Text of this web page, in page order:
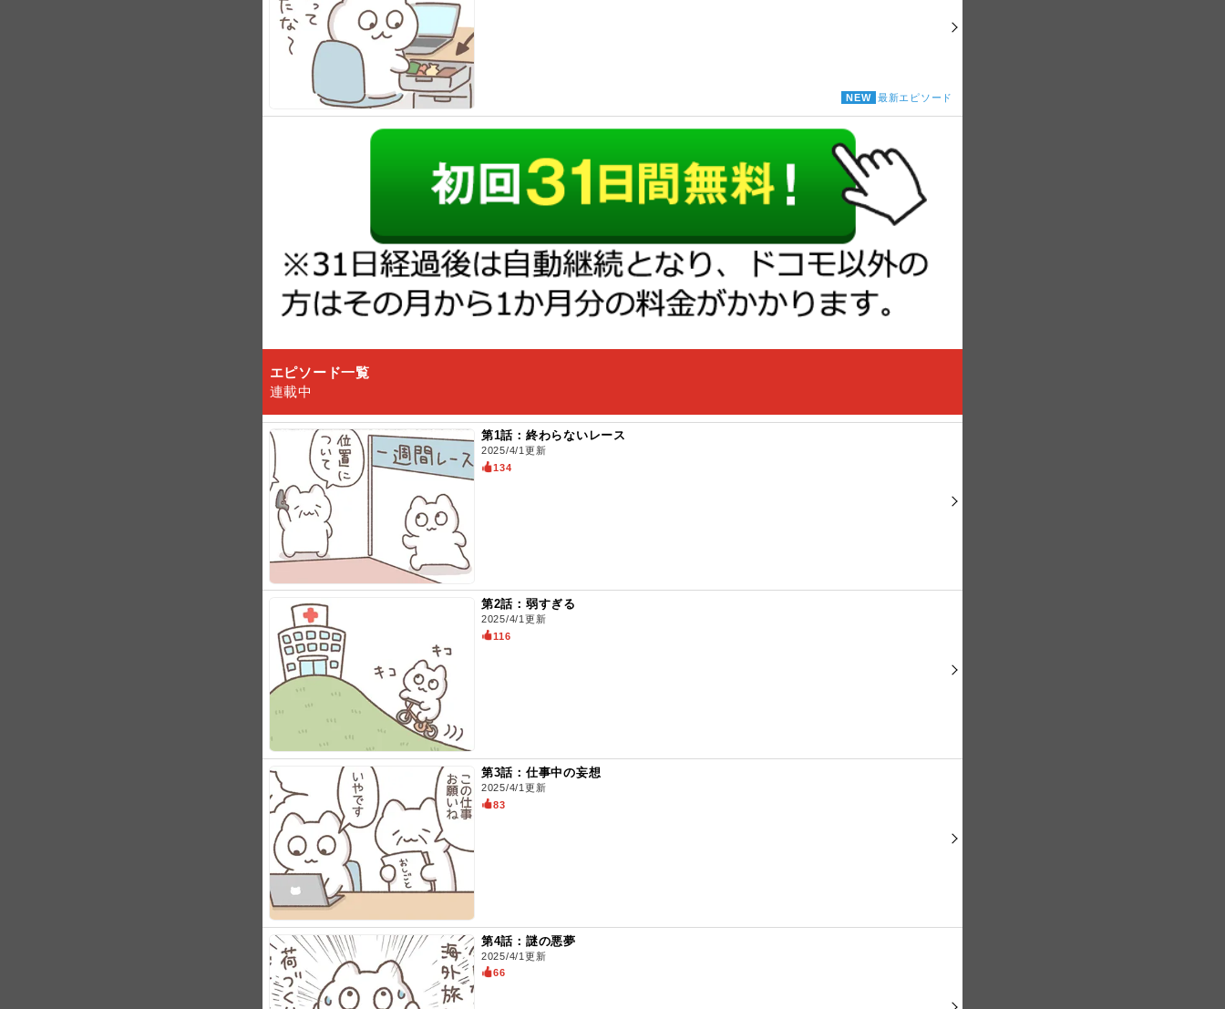
NEW 最新エピソード
エピソード一覧
連載中
第1話：終わらないレース
2025/4/1更新
134
第2話：弱すぎる
2025/4/1更新
116
第3話：仕事中の妄想
2025/4/1更新
83
第4話：謎の悪夢
2025/4/1更新
66